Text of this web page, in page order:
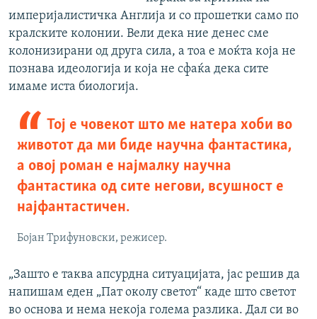
империјалистичка Англија и со прошетки само по
кралските колонии. Вели дека ние денес сме
колонизирани од друга сила, а тоа е моќта која не
познава идеологија и која не сфаќа дека сите
имаме иста биологија.
Тој е човекот што ме натера хоби во
животот да ми биде научна фантастика,
а овој роман е најмалку научна
фантастика од сите негови, всушност е
најфантастичен.
Бојан Трифуновски, режисер.
„Зашто е таква апсурдна ситуацијата, јас решив да
напишам еден „Пат околу светот“ каде што светот
во основа и нема некоја голема разлика. Дал си во